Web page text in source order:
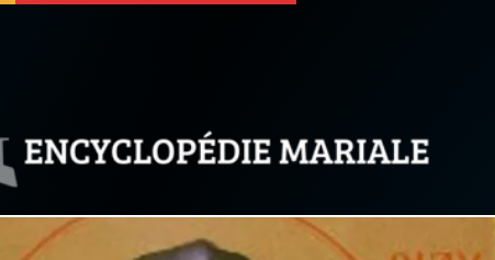
À propos Facebook Infos légales